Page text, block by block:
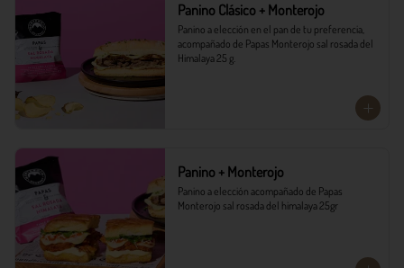
Panino Clásico + Monterojo
Panino a elección en el pan de tu preferencia,
acompañado de Papas Monterojo sal rosada del
Himalaya 25 g.
Panino + Monterojo
Panino a elección acompañado de Papas
Monterojo sal rosada del himalaya 25gr